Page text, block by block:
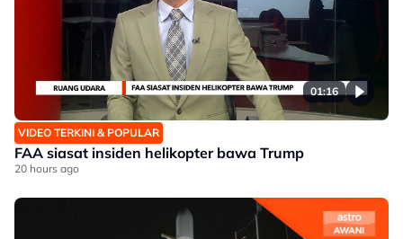
01:16
VIDEO TERKINI & POPULAR
FAA siasat insiden helikopter bawa Trump
20 hours ago